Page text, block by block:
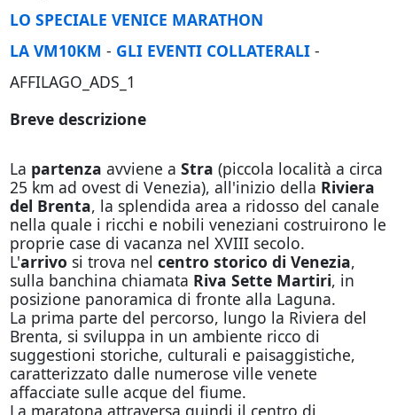
LO SPECIALE VENICE MARATHON
LA VM10KM - GLI EVENTI COLLATERALI-
AFFILAGO_ADS_1
Breve descrizione
La partenza avviene a Stra (piccola località a circa
25 km ad ovest di Venezia), all'inizio della Riviera
del Brenta, la splendida area a ridosso del canale
nella quale i ricchi e nobili veneziani costruirono le
proprie case di vacanza nel XVIII secolo.
L'arrivo si trova nel centro storico di Venezia,
sulla banchina chiamata Riva Sette Martiri, in
posizione panoramica di fronte alla Laguna.
La prima parte del percorso, lungo la Riviera del
Brenta, si sviluppa in un ambiente ricco di
suggestioni storiche, culturali e paisaggistiche,
caratterizzato dalle numerose ville venete
affacciate sulle acque del fiume.
La maratona attraversa quindi il centro di